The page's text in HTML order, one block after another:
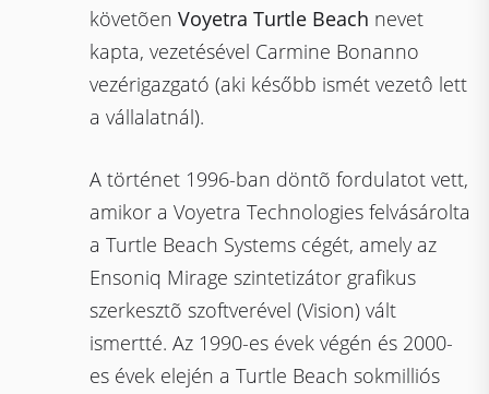
követõenVoyetra Turtle Beach nevet
kapta, vezetésével Carmine Bonanno
vezérigazgató (aki később ismét vezetô lett
a vállalatnál).
A történet 1996-ban döntõ fordulatot vett,
amikor a Voyetra Technologies felvásárolta
a Turtle Beach Systems cégét, amely az
Ensoniq Mirage szintetizátor grafikus
szerkesztõ szoftverével (Vision) vált
ismertté. Az 1990-es évek végén és 2000-
es évek elején a Turtle Beach sokmilliós